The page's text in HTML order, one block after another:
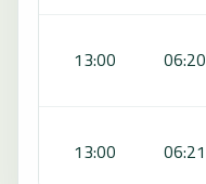
06:20
13:00
06:21
13:00